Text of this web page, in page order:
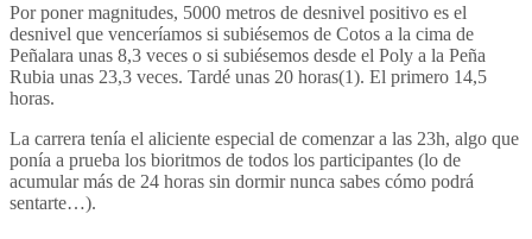
Por poner magnitudes, 5000 metros de desnivel positivo es el
desnivel que venceríamos si subiésemos de Cotos a la cima de
Peñalara unas 8,3 veces o si subiésemos desde el Poly a la Peña
Rubia unas 23,3 veces. Tardé unas 20 horas(1). El primero 14,5
horas.
La carrera tenía el aliciente especial de comenzar a las 23h, algo que
ponía a prueba los bioritmos de todos los participantes (lo de
acumular más de 24 horas sin dormir nunca sabes cómo podrá
sentarte…).